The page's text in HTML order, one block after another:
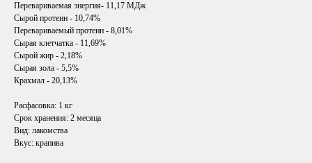
Перевариваемая энергия- 11,17 МДж
Сырой протеин - 10,74%
Перевариваемый протеин - 8,01%
Сырая клетчатка - 11,69%
Сырой жир - 2,18%
Сырая зола - 5,5%
Крахмал - 20,13%
Расфасовка: 1 кг
Срок хранения: 2 месяца
Вид: лакомства
Вкус: крапива